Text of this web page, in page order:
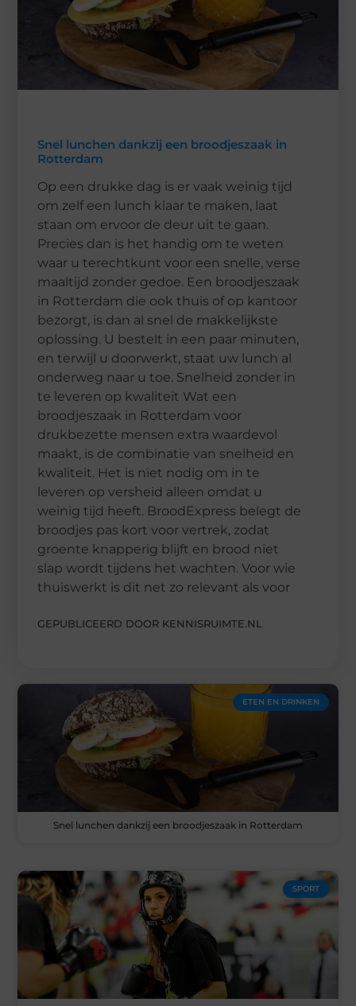
Snel lunchen dankzij een broodjeszaak in
Rotterdam
Op een drukke dag is er vaak weinig tijd
om zelf een lunch klaar te maken, laat
staan om ervoor de deur uit te gaan.
Precies dan is het handig om te weten
waar u terechtkunt voor een snelle, verse
maaltijd zonder gedoe. Een broodjeszaak
in Rotterdam die ook thuis of op kantoor
bezorgt, is dan al snel de makkelijkste
oplossing. U bestelt in een paar minuten,
en terwijl u doorwerkt, staat uw lunch al
onderweg naar u toe. Snelheid zonder in
te leveren op kwaliteit Wat een
broodjeszaak in Rotterdam voor
drukbezette mensen extra waardevol
maakt, is de combinatie van snelheid en
kwaliteit. Het is niet nodig om in te
leveren op versheid alleen omdat u
weinig tijd heeft. BroodExpress belegt de
broodjes pas kort voor vertrek, zodat
groente knapperig blijft en brood niet
slap wordt tijdens het wachten. Voor wie
thuiswerkt is dit net zo relevant als voor
GEPUBLICEERD DOOR KENNISRUIMTE.NL
ETEN EN DRINKEN
Snel lunchen dankzij een broodjeszaak in Rotterdam
SPORT